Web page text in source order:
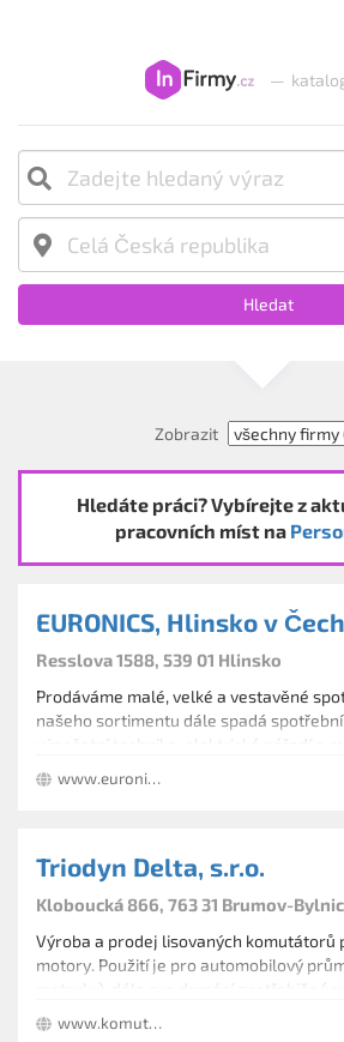
—
Hledat
Zobrazit
Hledáte práci? Vybírejte z
pracovních míst na
EURONICS, Hlinsko v
Resslova 1588, 539 01 Hlinsko
Prodáváme malé, velké a vestavěné
našeho sortimentu dále spadá
www.euronics.cz/euronics-hlinsko-v-cechach/s-hlinsko
Triodyn Delta, s.r.o.
Kloboucká 866, 763 31 Brumov-
Výroba a prodej lisovaných komutátorů
motory. Použití je pro automobilový
mlýnky) či ruční nářadí (vrtačky, brusky,
www.komutatory.cz